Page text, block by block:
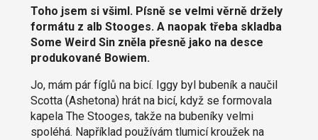
Toho jsem si všiml. Písně se velmi věrně držely
formátu z alb Stooges. A naopak třeba skladba
Some Weird Sin zněla přesně jako na desce
produkované Bowiem.
Jo, mám pár fíglů na bicí. Iggy byl bubeník a naučil
Scotta (Ashetona) hrát na bicí, když se formovala
kapela The Stooges, takže na bubeníky velmi
spoléhá. Například používám tlumicí kroužek na